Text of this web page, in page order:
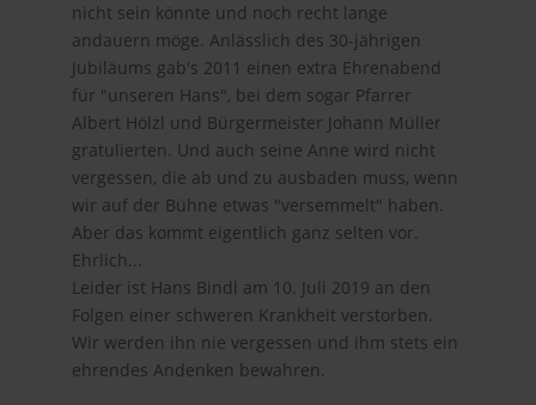
nicht sein könnte und noch recht lange
andauern möge. Anlässlich des 30-jährigen
Jubiläums gab's 2011 einen extra Ehrenabend
für "unseren Hans", bei dem sogar Pfarrer
Albert Hölzl und Bürgermeister Johann Müller
gratulierten. Und auch seine Anne wird nicht
vergessen, die ab und zu ausbaden muss, wenn
wir auf der Bühne etwas "versemmelt" haben.
Aber das kommt eigentlich ganz selten vor.
Ehrlich...
Leider ist Hans Bindl am 10. Juli 2019 an den
Folgen einer schweren Krankheit verstorben.
Wir werden ihn nie vergessen und ihm stets ein
ehrendes Andenken bewahren.